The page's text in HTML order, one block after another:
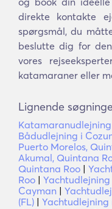
direkte kontakte
spørgsmål, du
beslutte dig for
vores
katamaraner eller
Lignende
Bådudlejning i
Puerto Morelos,
Akumal, Quintana
Quintana Roo |
Roo |
Cayman |
(FL) | Yachtudlejning